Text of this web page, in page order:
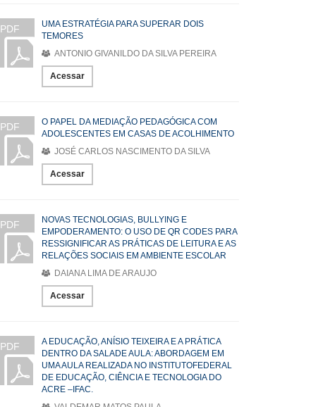
PDF
UMA ESTRATÉGIA PARA SUPERAR DOIS
TEMORES
ANTONIO GIVANILDO DA SILVA PEREIRA
Acessar
PDF
O PAPEL DA MEDIAÇÃO PEDAGÓGICA COM
ADOLESCENTES EM CASAS DE ACOLHIMENTO
JOSÉ CARLOS NASCIMENTO DA SILVA
Acessar
PDF
NOVAS TECNOLOGIAS, BULLYING E
EMPODERAMENTO: O USO DE QR CODES PARA
RESSIGNIFICAR AS PRÁTICAS DE LEITURA E AS
RELAÇÕES SOCIAIS EM AMBIENTE ESCOLAR
DAIANA LIMA DE ARAUJO
Acessar
PDF
A EDUCAÇÃO, ANÍSIO TEIXEIRA E A PRÁTICA
DENTRO DA SALADE AULA: ABORDAGEM EM
UMA AULA REALIZADA NO INSTITUTOFEDERAL
DE EDUCAÇÃO, CIÊNCIA E TECNOLOGIA DO
ACRE –IFAC.